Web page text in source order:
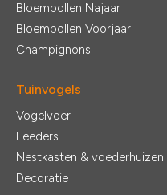
Bloembollen Najaar
Bloembollen Voorjaar
Champignons
Tuinvogels
Vogelvoer
Feeders
Nestkasten & voederhuizen
Decoratie